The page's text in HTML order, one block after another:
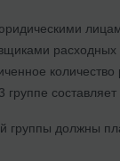
количество
группе
группы должны